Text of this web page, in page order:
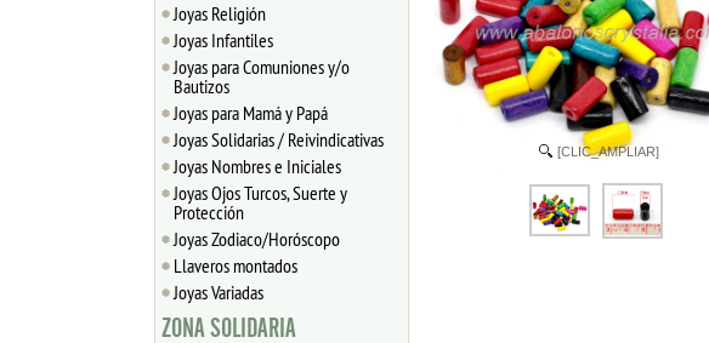
Joyas Religión
Joyas Infantiles
Joyas para Comuniones y/o
Bautizos
Joyas para Mamá y Papá
Joyas Solidarias / Reivindicativas
Joyas Nombres e Iniciales
Joyas Ojos Turcos, Suerte y
Protección
Joyas Zodiaco/Horóscopo
Llaveros montados
Joyas Variadas
ZONA SOLIDARIA
[CLIC_AMPLIAR]